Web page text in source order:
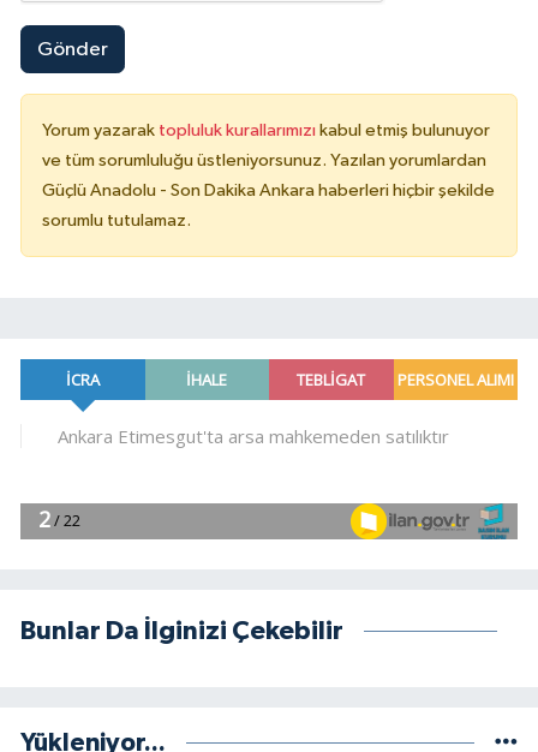
Gönder
Yorum yazarak topluluk kurallarımızı kabul etmiş bulunuyor
ve tüm sorumluluğu üstleniyorsunuz. Yazılan yorumlardan
Güçlü Anadolu - Son Dakika Ankara haberleri hiçbir şekilde
sorumlu tutulamaz.
Bunlar Da İlginizi Çekebilir
Yükleniyor...